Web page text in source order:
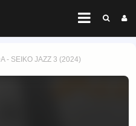
- SEIKO JAZZ 3 (2024)